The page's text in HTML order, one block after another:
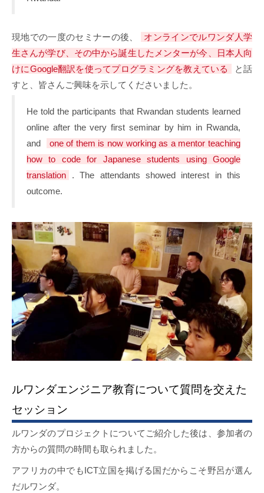
現地での一度のセミナーの後、
オンラインでルワンダ人学
生さんが学び、その中から誕生したメンターが今、日本人向
けにGoogle翻訳を使ってプログラミングを教えている
と話
すと、皆さんご興味を示してくださいました。
He told the participants that Rwandan students learned
online after the very first seminar by him in Rwanda,
and
one of them is now working as a mentor teaching
how to code for Japanese students using Google
translation
. The attendants showed interest in this
outcome.
ルワンダエンジニア教育について質問を交えた
セッション
ルワンダのプロジェクトについてご紹介した後は、参加者の
方からの質問の時間も取られました。
アフリカの中でもICT立国を掲げる国だからこそ野呂が選ん
だルワンダ。